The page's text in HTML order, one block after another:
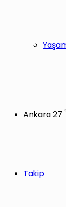
Ankara27
Takip